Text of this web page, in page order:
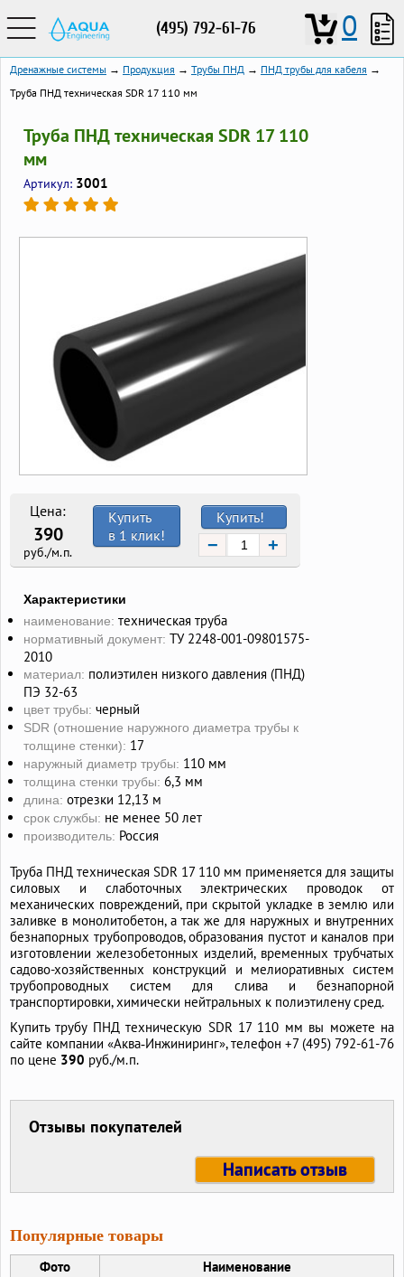
(495) 792-61-76 0
Дренажные системы → Продукция → Трубы ПНД → ПНД трубы для кабеля →
Труба ПНД техническая SDR 17 110 мм
Труба ПНД техническая SDR 17 110
мм
Артикул: 3001
Цена:
390
руб./м.п.
Купить!
− +
Купить
в 1 клик!
Характеристики
наименование: техническая труба
нормативный документ: ТУ 2248-001-09801575-
2010
материал: полиэтилен низкого давления (ПНД)
ПЭ 32-63
цвет трубы: черный
SDR (отношение наружного диаметра трубы к
толщине стенки): 17
наружный диаметр трубы: 110 мм
толщина стенки трубы: 6,3 мм
длина: отрезки 12,13 м
срок службы: не менее 50 лет
производитель: Россия
Труба ПНД техническая SDR 17 110 мм применяется для защиты
силовых и слаботочных электрических проводок от
механических повреждений, при скрытой укладке в землю или
заливке в монолитобетон, а так же для наружных и внутренних
безнапорных трубопроводов, образования пустот и каналов при
изготовлении железобетонных изделий, временных трубчатых
садово-хозяйственных конструкций и мелиоративных систем
трубопроводных систем для слива и безнапорной
транспортировки, химически нейтральных к полиэтилену сред.
Купить трубу ПНД техническую SDR 17 110 мм вы можете на
сайте компании «Аква‑Инжиниринг», телефон +7 (495) 792-61-76
по цене 390 руб./м.п.
Отзывы покупателей
Написать отзыв
Популярные товары
Фото
Наименование